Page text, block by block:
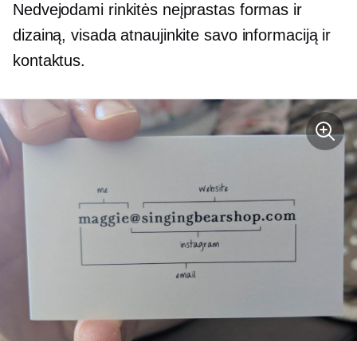
Nedvejodami rinkitės neįprastas formas ir
dizainą, visada atnaujinkite savo informaciją ir
kontaktus.